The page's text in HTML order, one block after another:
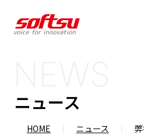
ニュース
HOME ニュース